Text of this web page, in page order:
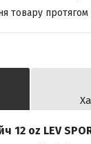
товару протягом
12 oz LEV